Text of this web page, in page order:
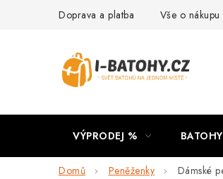
Doprava a platba Vše o nákupu
VÝPRODEJ % BATOHY
Domů Peněženky Dámské